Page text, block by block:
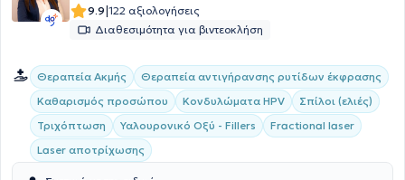
9.9|122 αξιολογήσεις
Διαθεσιμότητα για βιντεοκλήση
Θεραπεία Ακμής
Θεραπεία αντιγήρανσης ρυτίδων έκφρασης
Καθαρισμός προσώπου
Κονδυλώματα HPV
Σπίλοι (ελιές)
Τριχόπτωση
Υαλουρονικό Οξύ - Fillers
Fractional laser
Laser αποτρίχωσης